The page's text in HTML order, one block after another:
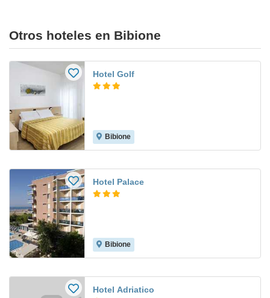
Otros hoteles en Bibione
Hotel Golf
Bibione
Hotel Palace
Bibione
Hotel Adriatico